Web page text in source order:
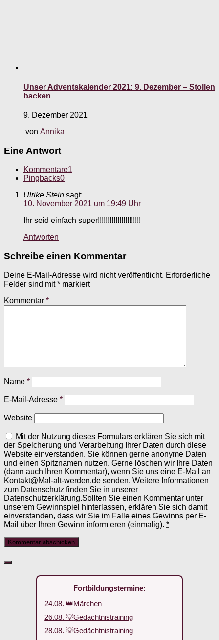
Unser Adventskalender 2021: 9. Dezember – Stollen
backen
9. Dezember 2021
von Annika
Eine Antwort
Kommentare1
Pingbacks0
Ulrike Stein sagt:
10. November 2021 um 19:49 Uhr
Ihr seid einfach super!!!!!!!!!!!!!!!!!!!!!!
Antworten
Schreibe einen Kommentar
Deine E-Mail-Adresse wird nicht veröffentlicht. Erforderliche
Felder sind mit* markiert
Kommentar *
Name *
E-Mail-Adresse *
Website
Mit der Nutzung dieses Formulars erklären Sie sich mit
der Speicherung und Verarbeitung Ihrer Daten durch diese
Website einverstanden. Sie können gerne anonyme Daten
und einen Spitznamen nutzen. Gerne löschen wir Ihre Daten
(dann auch Ihren Kommentar), wenn Sie uns eine E-Mail an
Kontakt@Mal-alt-werden.de senden. Weitere Informationen
zum Datenschutz finden Sie in unserer
Datenschutzerklärung.Sollten Sie einen Kommentar unter
unserem Gewinnspiel hinterlassen, erklären Sie sich damit
einverstanden, dass wir Sie im Falle eines Gewinns per E-
Mail über Ihren Gewinn informieren (einmalig). *
Fortbildungstermine:
24.08. 👑Märchen
26.08. 💡Gedächtnistraining
28.08. 💡Gedächtnistraining